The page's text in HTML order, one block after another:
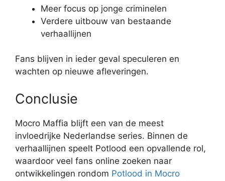
Meer focus op jonge criminelen
Verdere uitbouw van bestaande
verhaallijnen
Fans blijven in ieder geval speculeren en
wachten op nieuwe afleveringen.
Conclusie
Mocro Maffia blijft een van de meest
invloedrijke Nederlandse series. Binnen de
verhaallijnen speelt Potlood een opvallende rol,
waardoor veel fans online zoeken naar
ontwikkelingen rondom Potlood in Mocro